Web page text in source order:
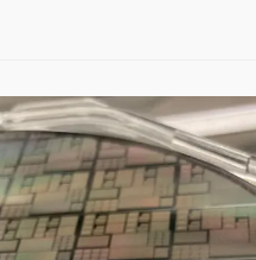
由曝光
展出延長至晚上7時